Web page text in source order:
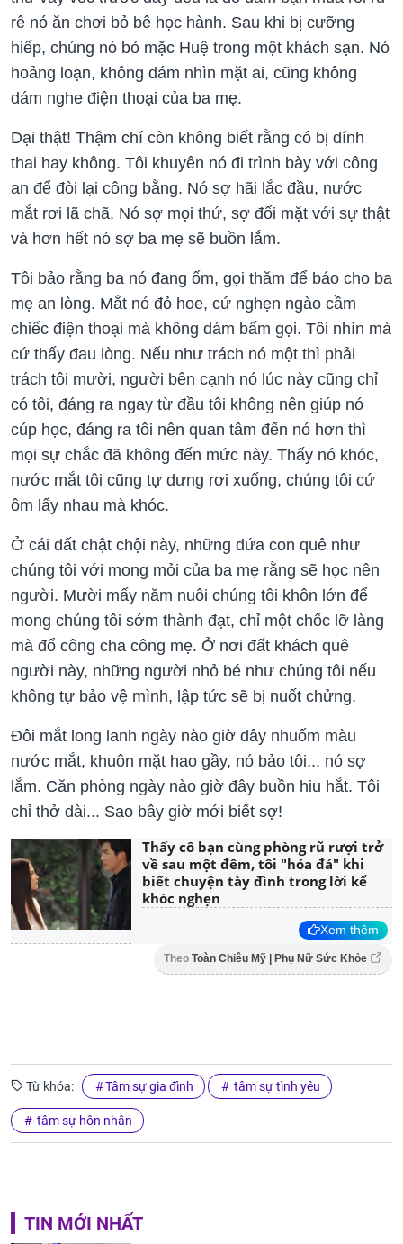
rê nó ăn chơi bỏ bê học hành. Sau khi bị cưỡng
hiếp, chúng nó bỏ mặc Huệ trong một khách sạn. Nó
hoảng loạn, không dám nhìn mặt ai, cũng không
dám nghe điện thoại của ba mẹ.
Dại thật! Thậm chí còn không biết rằng có bị dính
thai hay không. Tôi khuyên nó đi trình bày với công
an để đòi lại công bằng. Nó sợ hãi lắc đầu, nước
mắt rơi lã chã. Nó sợ mọi thứ, sợ đối mặt với sự thật
và hơn hết nó sợ ba mẹ sẽ buồn lắm.
Tôi bảo rằng ba nó đang ốm, gọi thăm để báo cho ba
mẹ an lòng. Mắt nó đỏ hoe, cứ nghẹn ngào cầm
chiếc điện thoại mà không dám bấm gọi. Tôi nhìn mà
cứ thấy đau lòng. Nếu như trách nó một thì phải
trách tôi mười, người bên cạnh nó lúc này cũng chỉ
có tôi, đáng ra ngay từ đầu tôi không nên giúp nó
cúp học, đáng ra tôi nên quan tâm đến nó hơn thì
mọi sự chắc đã không đến mức này. Thấy nó khóc,
nước mắt tôi cũng tự dưng rơi xuống, chúng tôi cứ
ôm lấy nhau mà khóc.
Ở cái đất chật chội này, những đứa con quê như
chúng tôi với mong mỏi của ba mẹ rằng sẽ học nên
người. Mười mấy năm nuôi chúng tôi khôn lớn để
mong chúng tôi sớm thành đạt, chỉ một chốc lỡ làng
mà đổ công cha công mẹ. Ở nơi đất khách quê
người này, những người nhỏ bé như chúng tôi nếu
không tự bảo vệ mình, lập tức sẽ bị nuốt chửng.
Đôi mắt long lanh ngày nào giờ đây nhuốm màu
nước mắt, khuôn mặt hao gầy, nó bảo tôi... nó sợ
lắm. Căn phòng ngày nào giờ đây buồn hiu hắt. Tôi
chỉ thở dài... Sao bây giờ mới biết sợ!
Thấy cô bạn cùng phòng rũ rượi trở
về sau một đêm, tôi "hóa đá" khi
biết chuyện tày đình trong lời kể
khóc nghẹn
Xem thêm
Theo Toàn Chiêu Mỹ | Phụ Nữ Sức Khỏe
Từ khóa: Tâm sự gia đình tâm sự tình yêu
tâm sự hôn nhân
TIN MỚI NHẤT